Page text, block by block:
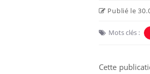
Publié le
Mots clés :
Cette